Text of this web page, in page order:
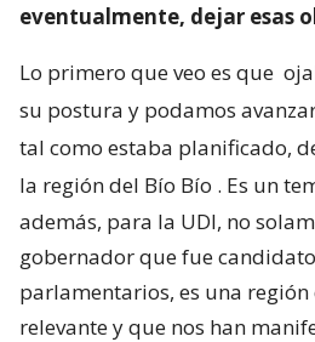
eventualmente, dejar esas
Lo primero que veo es que
su postura y podamos
tal como estaba planificado,
la región del Bío Bío . Es un
además, para la UDI, no
gobernador que fue
parlamentarios, es una
relevante y que nos han